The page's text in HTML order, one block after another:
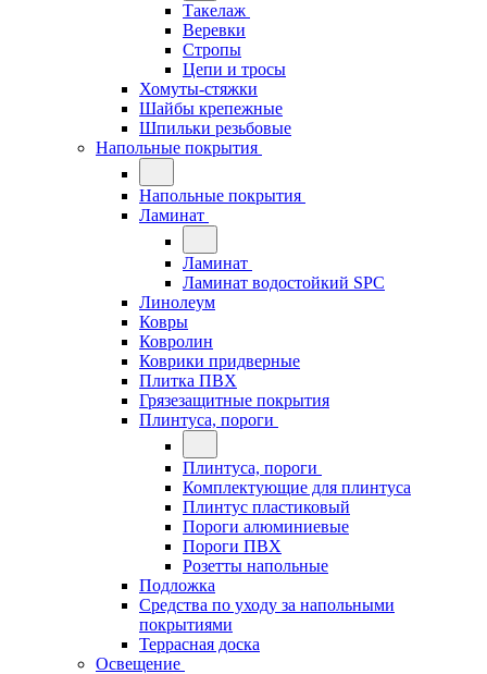
Такелаж
Веревки
Стропы
Цепи и тросы
Хомуты-стяжки
Шайбы крепежные
Шпильки резьбовые
Напольные покрытия
Напольные покрытия
Ламинат
Ламинат
Ламинат водостойкий SPC
Линолеум
Ковры
Ковролин
Коврики придверные
Плитка ПВХ
Грязезащитные покрытия
Плинтуса, пороги
Плинтуса, пороги
Комплектующие для плинтуса
Плинтус пластиковый
Пороги алюминиевые
Пороги ПВХ
Розетты напольные
Подложка
Средства по уходу за напольными
покрытиями
Террасная доска
Освещение